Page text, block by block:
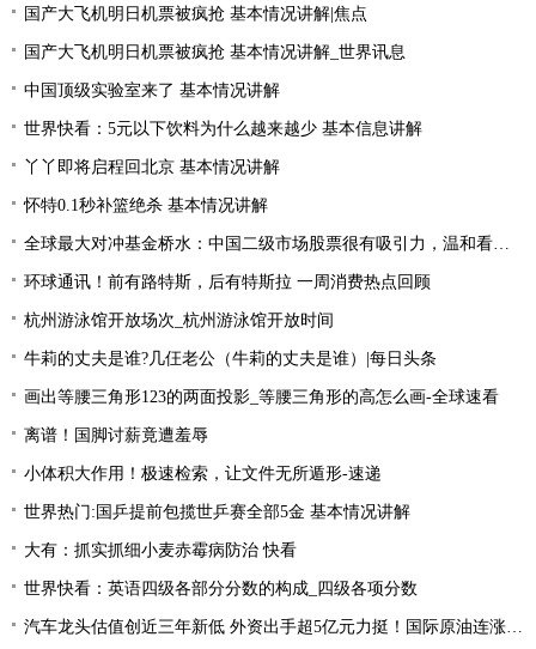
国产大飞机明日机票被疯抢 基本情况讲解|焦点
国产大飞机明日机票被疯抢 基本情况讲解_世界讯息
中国顶级实验室来了 基本情况讲解
世界快看：5元以下饮料为什么越来越少 基本信息讲解
丫丫即将启程回北京 基本情况讲解
怀特0.1秒补篮绝杀 基本情况讲解
全球最大对冲基金桥水：中国二级市场股票很有吸引力，温和看多中国资产|全球简讯
环球通讯！前有路特斯，后有特斯拉 一周消费热点回顾
杭州游泳馆开放场次_杭州游泳馆开放时间
牛莉的丈夫是谁?几仼老公（牛莉的丈夫是谁）|每日头条
画出等腰三角形123的两面投影_等腰三角形的高怎么画-全球速看
离谱！国脚讨薪竟遭羞辱
小体积大作用！极速检索，让文件无所遁形-速递
世界热门:国乒提前包揽世乒赛全部5金 基本情况讲解
大有：抓实抓细小麦赤霉病防治 快看
世界快看：英语四级各部分分数的构成_四级各项分数
汽车龙头估值创近三年新低 外资出手超5亿元力挺！国际原油连涨两周 “聪明资金”加仓能源行业